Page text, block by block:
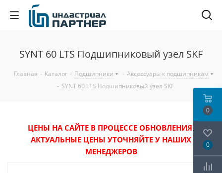
SYNT 60 LTS Подшипниковый узел SKF
Главная - Каталог - Подшипники - Аксессуары к подшипникам
- SYNT 60 LTS Подшипниковый узел SKF
ЦЕНЫ НА САЙТЕ В ПРОЦЕССЕ ОБНОВЛЕНИЯ.
АКТУАЛЬНЫЕ ЦЕНЫ УТОЧНЯЙТЕ У НАШИХ
МЕНЕДЖЕРОВ
0
0